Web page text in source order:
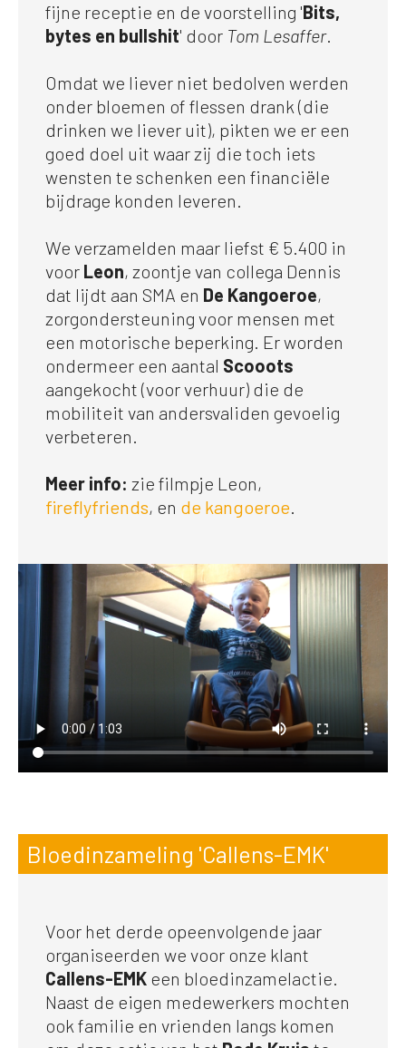
fijne receptie en de voorstelling 'Bits,
bytes en bullshit' door Tom Lesaffer.
Omdat we liever niet bedolven werden
onder bloemen of flessen drank (die
drinken we liever uit), pikten we er een
goed doel uit waar zij die toch iets
wensten te schenken een financiële
bijdrage konden leveren.
We verzamelden maar liefst € 5.400 in
voor Leon, zoontje van collega Dennis
dat lijdt aan SMA en De Kangoeroe,
zorgondersteuning voor mensen met
een motorische beperking. Er worden
ondermeer een aantal Scooots
aangekocht (voor verhuur) die de
mobiliteit van andersvaliden gevoelig
verbeteren.
Meer info: zie filmpje Leon,
fireflyfriends, en de kangoeroe.
Bloedinzameling 'Callens-EMK'
Voor het derde opeenvolgende jaar
organiseerden we voor onze klant
Callens-EMK een bloedinzamelactie.
Naast de eigen medewerkers mochten
ook familie en vrienden langs komen